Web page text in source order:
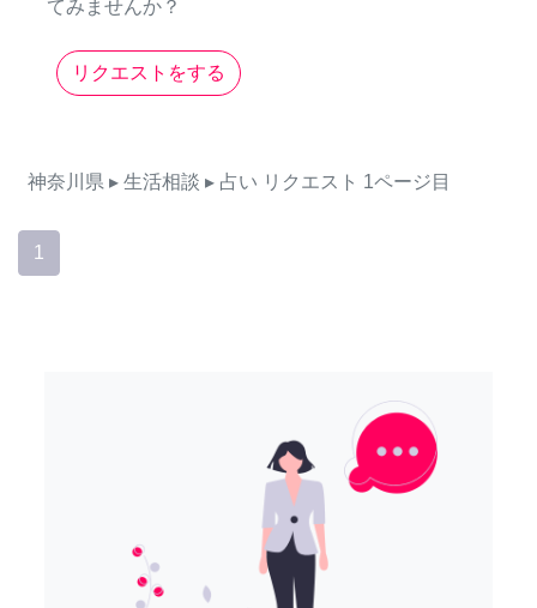
てみませんか？
リクエストをする
神奈川県 ▸ 生活相談 ▸ 占い リクエスト 1ページ目
1